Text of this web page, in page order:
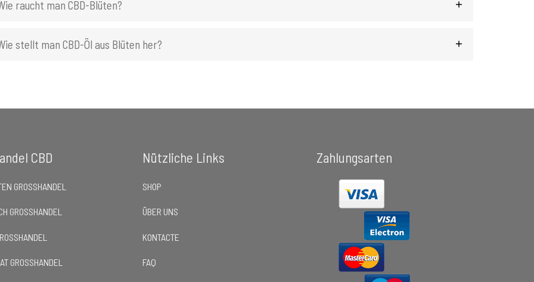
raucht man CBD-Blüten?
stellt man CBD-Öl aus Blüten her?
CBD
GROSSHANDEL
GROSSHANDEL
GROSSHANDEL
Nützliche Links
SHOP
ÜBER UNS
KONTACTE
FAQ
Zahlungsarten